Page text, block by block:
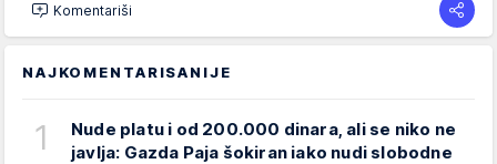
Komentariši
NAJKOMENTARISANIJE
1
Nude platu i od 200.000 dinara, ali se niko ne
javlja: Gazda Paja šokiran iako nudi slobodne